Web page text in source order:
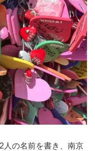
人の名前を書き、南京